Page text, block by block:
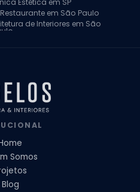
Estética em SP
em São Paulo
de Interiores em São
em São Paulo
de Apartamento
Residencial
de Casas
Apartamentos
Residencial
e Design
e Design de Interiores
Somos
Blog